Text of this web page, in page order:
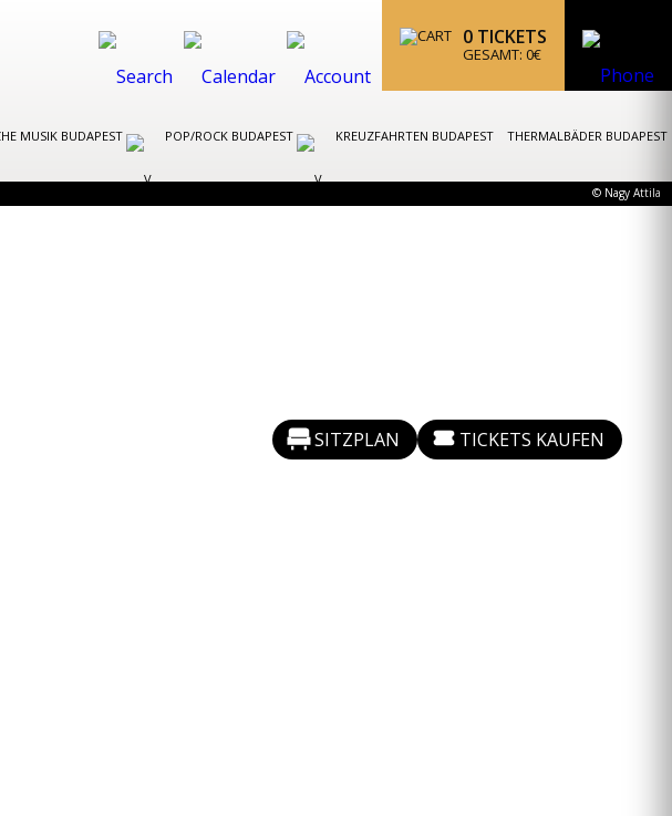
0 TICKETS
GESAMT: 0€
MUSIK BUDAPEST POP/ROCK BUDAPEST KREUZFAHRTEN BUDAPEST THERMALBÄDER BUDAPEST
© Nagy Attila
SITZPLAN TICKETS KAUFEN